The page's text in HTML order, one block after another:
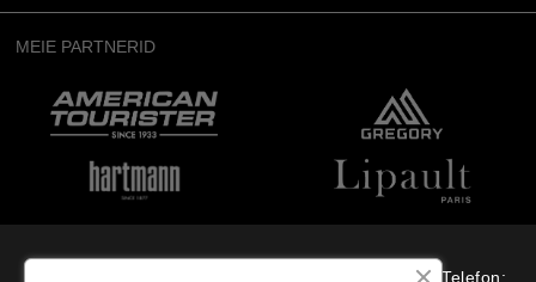
MEIE PARTNERID
“Osterode” OÜ, Aadress: Suur-Sõjamäe 4, Tallinn, Telefon: